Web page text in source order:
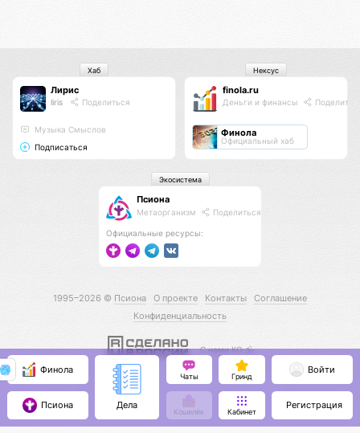
Лирис
liris Поделиться
Музыка Смыслов
Подписаться
Хаб
finola.ru
Деньги и финансы
Финола
Официальный хаб
Нексус
Псиона
Метаорганизм Поделиться
Официальные ресурсы:
Экосистема
1995–2026 © Псиона О проекте Контакты
Соглашение
Конфиденциальность
С нами КО 🕉️
Финола
Псиона Дела
Чаты Гринд
Кошелёк Кабинет
Войти
Регистрация